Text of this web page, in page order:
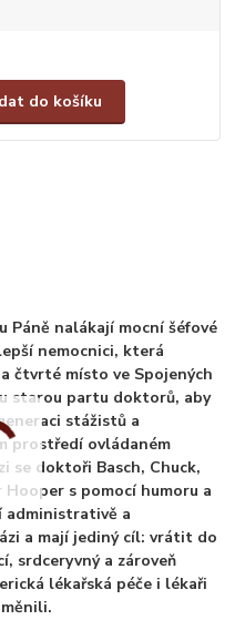
do košíku
Páně nalákají mocní šéfové
nemocnici, která
čtvrté místo ve Spojených
starou partu doktorů, aby
stážistů a
prostředí ovládaném
se doktoři Basch, Chuck,
Hooper s pomocí humoru a
administrativě a
a mají jediný cíl: vrátit do
srdceryvný a zároveň
lékařská péče i lékaři